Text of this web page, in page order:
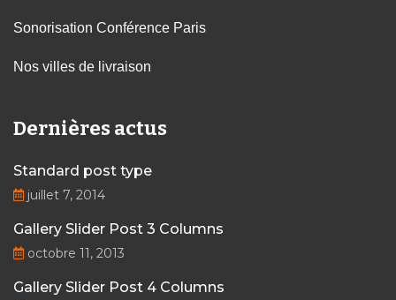
Sonorisation Conférence Paris
Nos villes de livraison
Dernières actus
Standard post type
juillet 7, 2014
Gallery Slider Post 3 Columns
octobre 11, 2013
Gallery Slider Post 4 Columns